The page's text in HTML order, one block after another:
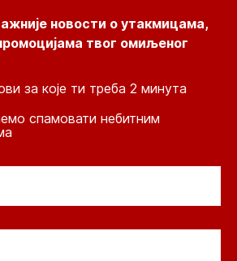
новости о утакмицама,
твог омиљеног
за које ти треба 2 минута
спамовати небитним